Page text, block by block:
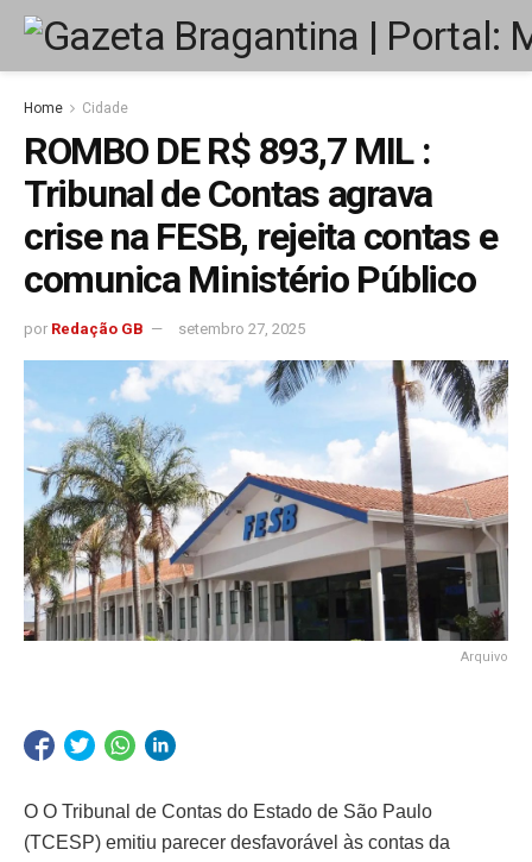
Home Cidade
ROMBO DE R$ 893,7 MIL :
Tribunal de Contas agrava
crise na FESB, rejeita contas e
comunica Ministério Público
por Redação GB setembro 27, 2025
Arquivo
O O Tribunal de Contas do Estado de São Paulo
(TCESP) emitiu parecer desfavorável às contas da